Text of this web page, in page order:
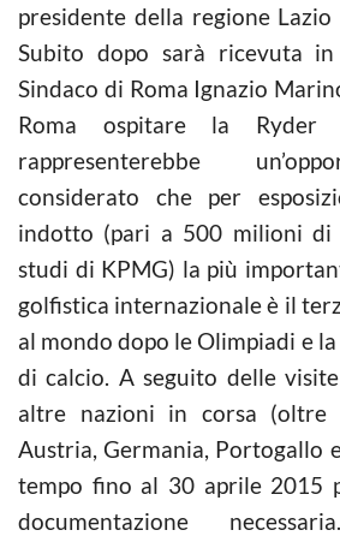
presidente della regione
Subito dopo sarà ricevuta
Sindaco di Roma Ignazio
Roma ospitare la
rappresenterebbe
considerato che per
indotto (pari a 500 milioni di
studi di KPMG) la più
golfistica internazionale è il
al mondo dopo le Olimpiadi e
di calcio. A seguito delle
altre nazioni in corsa (oltre
Austria, Germania, Portogallo
tempo fino al 30 aprile 2015
documentazione